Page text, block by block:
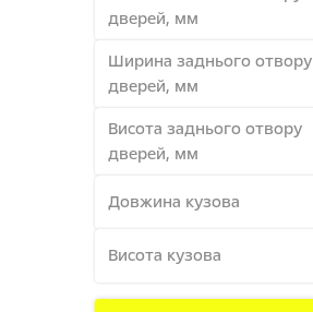
дверей, мм
Ширина заднього отвору
дверей, мм
Висота заднього отвору
дверей, мм
Довжина кузова
Висота кузова